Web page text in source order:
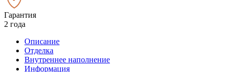
Гарантия
2 года
Описание
Отделка
Внутреннее наполнение
Информация